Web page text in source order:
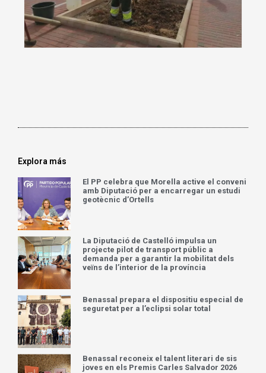
Explora más
El PP celebra que Morella active el conveni
amb Diputació per a encarregar un estudi
geotècnic d’Ortells
La Diputació de Castelló impulsa un
projecte pilot de transport públic a
demanda per a garantir la mobilitat dels
veïns de l’interior de la província
Benassal prepara el dispositiu especial de
seguretat per a l’eclipsi solar total
Benassal reconeix el talent literari de sis
joves en els Premis Carles Salvador 2026